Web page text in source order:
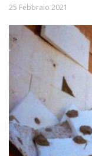
25 Febbraio 2021